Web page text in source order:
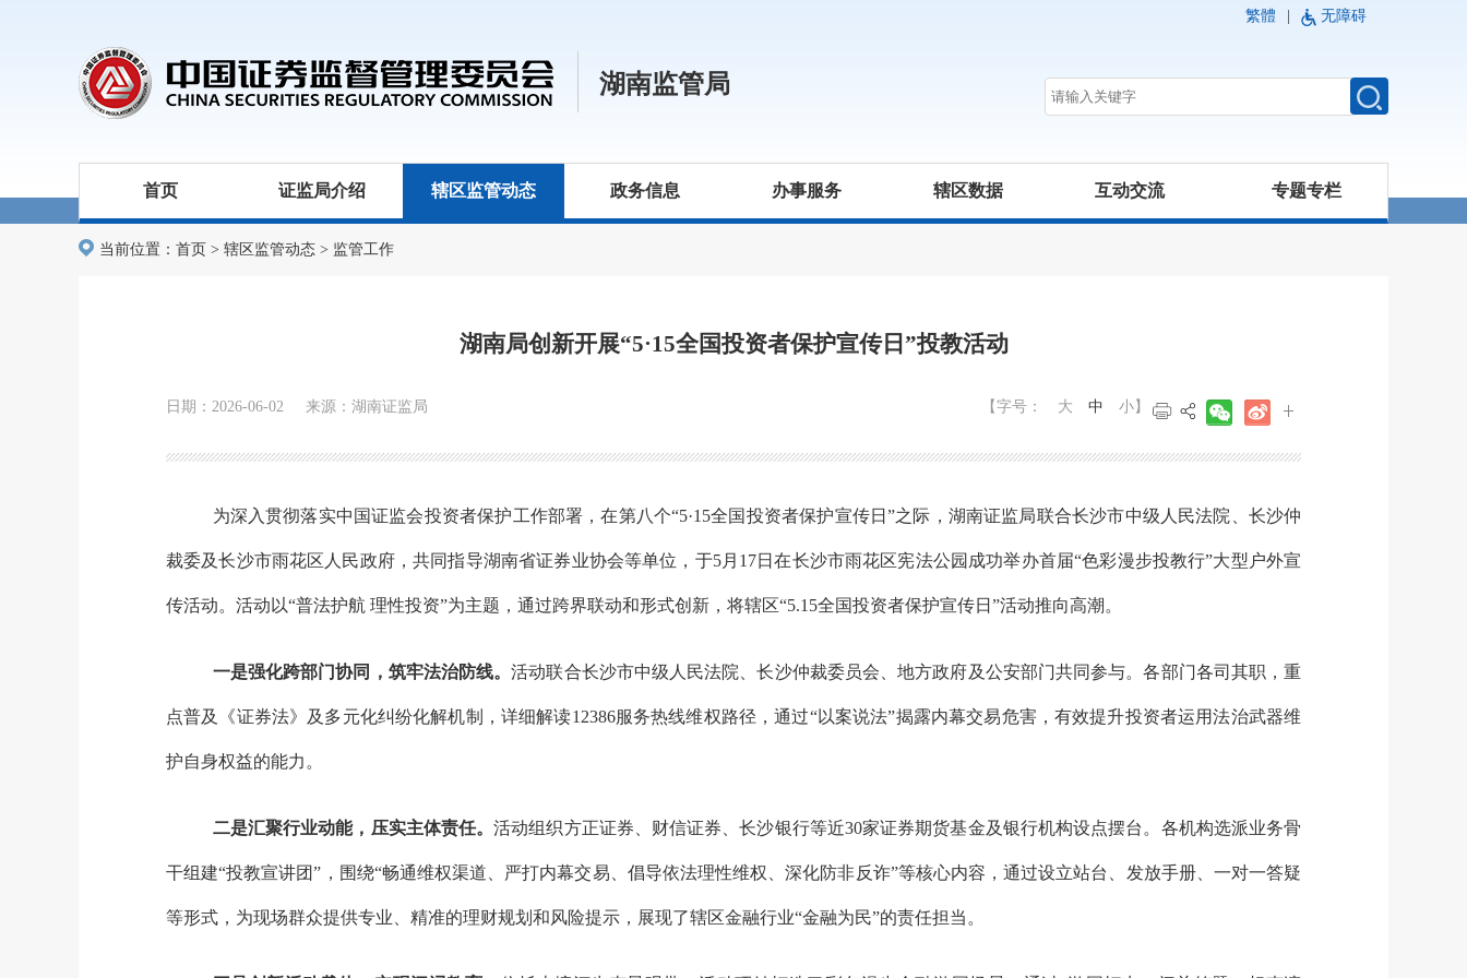
繁體 无障碍
湖南监管局
首页 证监局介绍 辖区监管动态 政务信息 办事服务 辖区数据 互动交流 专题专栏
当前位置： 首页 > 辖区监管动态 > 监管工作
湖南局创新开展“5·15全国投资者保护宣传日”投教活动
日期：2026-06-02 来源：湖南证监局 【字号： 大 中 小 】
为深入贯彻落实中国证监会投资者保护工作部署，在第八个“5·15全国投资者保护宣传日”之际，湖南证监局联合长沙市中级人民法院、长沙仲
裁委及长沙市雨花区人民政府，共同指导湖南省证券业协会等单位，于5月17日在长沙市雨花区宪法公园成功举办首届“色彩漫步投教行”大型户外宣
传活动。活动以“普法护航 理性投资”为主题，通过跨界联动和形式创新，将辖区“5.15全国投资者保护宣传日”活动推向高潮。
一是强化跨部门协同，筑牢法治防线。活动联合长沙市中级人民法院、长沙仲裁委员会、地方政府及公安部门共同参与。各部门各司其职，重
点普及《证券法》及多元化纠纷化解机制，详细解读12386服务热线维权路径，通过“以案说法”揭露内幕交易危害，有效提升投资者运用法治武器维
护自身权益的能力。
二是汇聚行业动能，压实主体责任。活动组织方正证券、财信证券、长沙银行等近30家证券期货基金及银行机构设点摆台。各机构选派业务骨
干组建“投教宣讲团”，围绕“畅通维权渠道、严打内幕交易、倡导依法理性维权、深化防非反诈”等核心内容，通过设立站台、发放手册、一对一答疑
等形式，为现场群众提供专业、精准的理财规划和风险提示，展现了辖区金融行业“金融为民”的责任担当。